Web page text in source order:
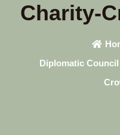
Charity-
Diplomatic